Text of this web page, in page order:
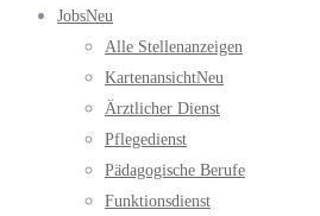
JobsNeu
Alle Stellenanzeigen
KartenansichtNeu
Ärztlicher Dienst
Pflegedienst
Pädagogische Berufe
Funktionsdienst